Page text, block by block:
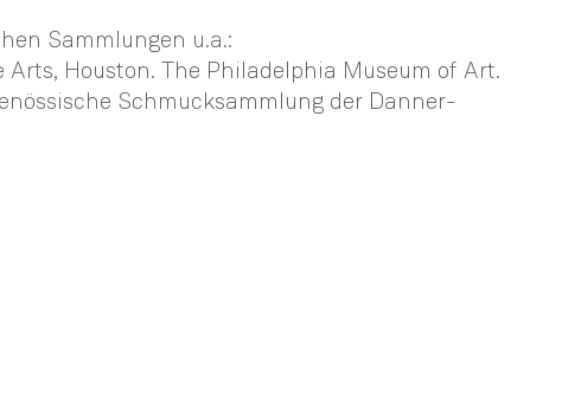
Sammlungen u.a.:
Arts, Houston. The Philadelphia Museum of Art.
Schmucksammlung der Danner-